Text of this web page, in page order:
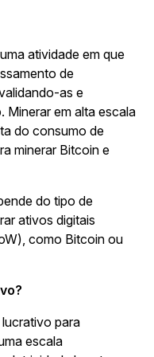
atividade em que
de
as e
Minerar em alta escala
do consumo de
minerar Bitcoin e
do tipo de
ativos digitais
como Bitcoin ou
para
escala